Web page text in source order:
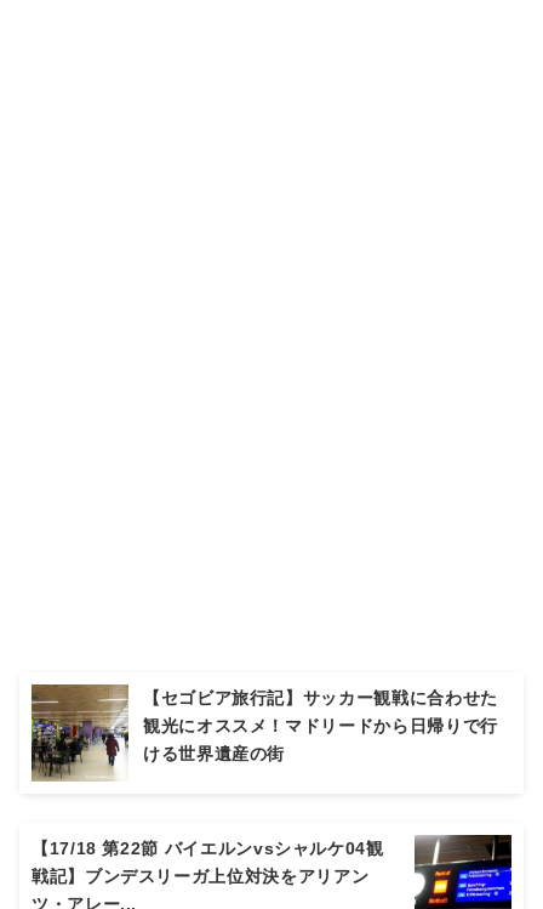
【セゴビア旅行記】サッカー観戦に合わせた
観光にオススメ！マドリードから日帰りで行
ける世界遺産の街
【17/18 第22節 バイエルンvsシャルケ04観
戦記】ブンデスリーガ上位対決をアリアン
ツ・アレー...